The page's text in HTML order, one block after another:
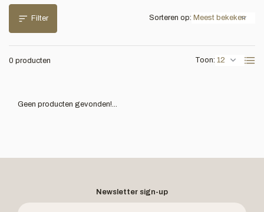
Filter
0 producten Toon:
Sorteren op:
Geen producten gevonden!...
Newsletter sign-up